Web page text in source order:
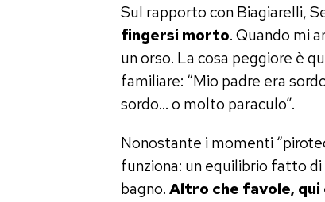
Sul rapporto con Biagiarelli,
fingersi morto. Quando mi
un orso. La cosa peggiore è
familiare: “Mio padre era
sordo… o molto paraculo”.
Nonostante i momenti
funziona: un equilibrio fatto di
bagno.Altro che favole, qui